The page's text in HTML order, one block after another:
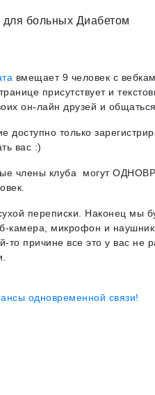
вмещает 9 человек с
присутствует и
он-лайн друзей и
доступно только
вас :)
члены клуба могут
переписки. Наконец мы
камера, микрофон и
то причине все это у вас не
одновременной связи!